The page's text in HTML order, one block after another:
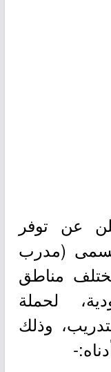
عن توفر
(مدرب
مناطق
لحملة
وذلك